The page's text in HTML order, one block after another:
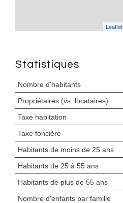
Leaflet
Statistiques
Nombre d'habitants
Propriétaires (vs. locataires)
Taxe habitation
Taxe foncière
Habitants de moins de 25 ans
Habitants de 25 à 55 ans
Habitants de plus de 55 ans
Nombre d'enfants par famille